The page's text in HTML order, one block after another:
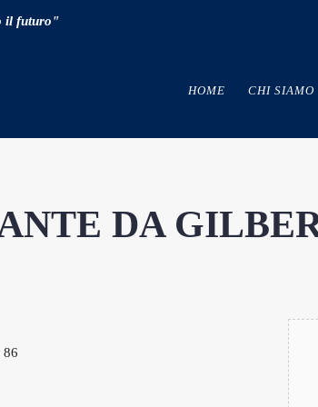
il futuro"
HOME CHI SIAMO
DA
86